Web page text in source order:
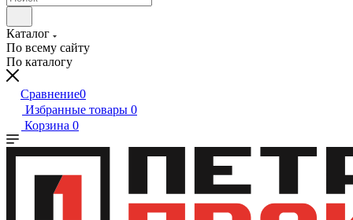
Каталог
По всему сайту
По каталогу
Сравнение0
Избранные товары 0
Корзина 0